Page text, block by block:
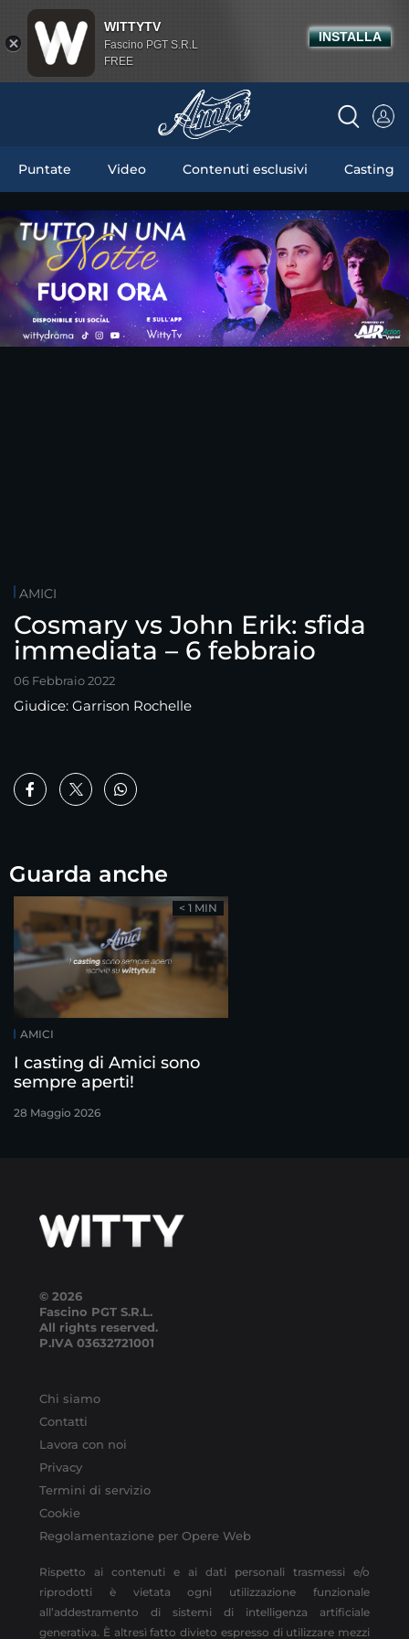
Puntate Video Contenuti esclusivi Casting
AMICI
Cosmary vs John Erik: sfida
immediata – 6 febbraio
06 Febbraio 2022
Giudice: Garrison Rochelle
Guarda anche
AMICI
I casting di Amici sono
sempre aperti!
28 Maggio 2026
< 1 MIN
© 2026
Fascino PGT S.R.L.
All rights reserved.
P.IVA 03632721001
Chi siamo
Contatti
Lavora con noi
Privacy
Termini di servizio
Cookie
Regolamentazione per Opere Web
Rispetto ai contenuti e ai dati personali trasmessi e/o
riprodotti è vietata ogni utilizzazione funzionale
all’addestramento di sistemi di intelligenza artificiale
generativa. È altresì fatto divieto espresso di utilizzare mezzi
WITTYTV
Fascino PGT S.R.L
FREE
INSTALLA